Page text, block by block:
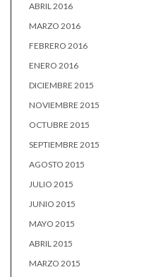
ABRIL 2016
MARZO 2016
FEBRERO 2016
ENERO 2016
DICIEMBRE 2015
NOVIEMBRE 2015
OCTUBRE 2015
SEPTIEMBRE 2015
AGOSTO 2015
JULIO 2015
JUNIO 2015
MAYO 2015
ABRIL 2015
MARZO 2015